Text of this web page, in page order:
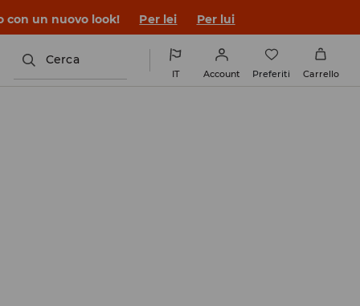
con un nuovo look! Per lei Per lui
Cerca
IT Account Preferiti Carrello